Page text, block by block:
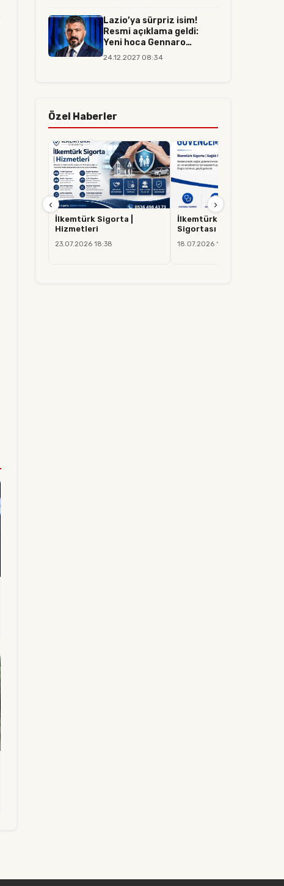
Lazio’ya sürpriz isim!
Resmi açıklama geldi:
Yeni hoca Gennaro
Gattuso...
24.12.2027 08:34
Özel Haberler
İlkemtürk Sigorta |
Hizmetleri
23.07.2026 18:38
İlkemtürk Sigorta | Sağlık
Sigortası
18.07.2026 14:37
‹ ›